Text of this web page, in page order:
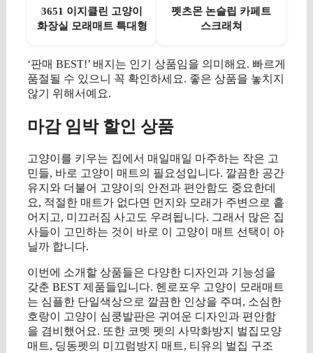
3651 이지클린 고양이
화장실 모래매트 특대형
펫츠몬 논슬립 카페트
스크래쳐
‘판매 BEST!’ 배지는 인기 상품임을 의미해요. 빠르게
품절될 수 있으니 꼭 확인하세요. 좋은 상품을 놓치지
않기 위해서예요.
마감 임박 할인 상품
고양이를 키우는 집에서 매일매일 마주하는 작은 고
민들, 바로 고양이 매트의 필요성입니다. 깔끔한 공간
유지와 더불어 고양이의 안전과 편안함도 중요한데
요, 적절한 매트가 없다면 먼지와 모래가 주변으로 흩
어지고, 미끄러짐 사고도 우려됩니다. 그래서 많은 집
사들이 고민하는 것이 바로 이 고양이 매트 선택이 아
닐까 합니다.
이번에 소개할 상품들은 다양한 디자인과 기능성을
갖춘 BEST 제품들입니다. 헨로포우 고양이 모래매트
는 심플한 단일색상으로 깔끔한 인상을 주며, 소심한
호랑이 고양이 심쿵발판은 귀여운 디자인과 편안함
을 겸비했어요. 또한 코멧 펫의 사막화방지 벌집모양
매트, 딩동펫의 미끄럼방지 매트, 티유의 벌집 구조